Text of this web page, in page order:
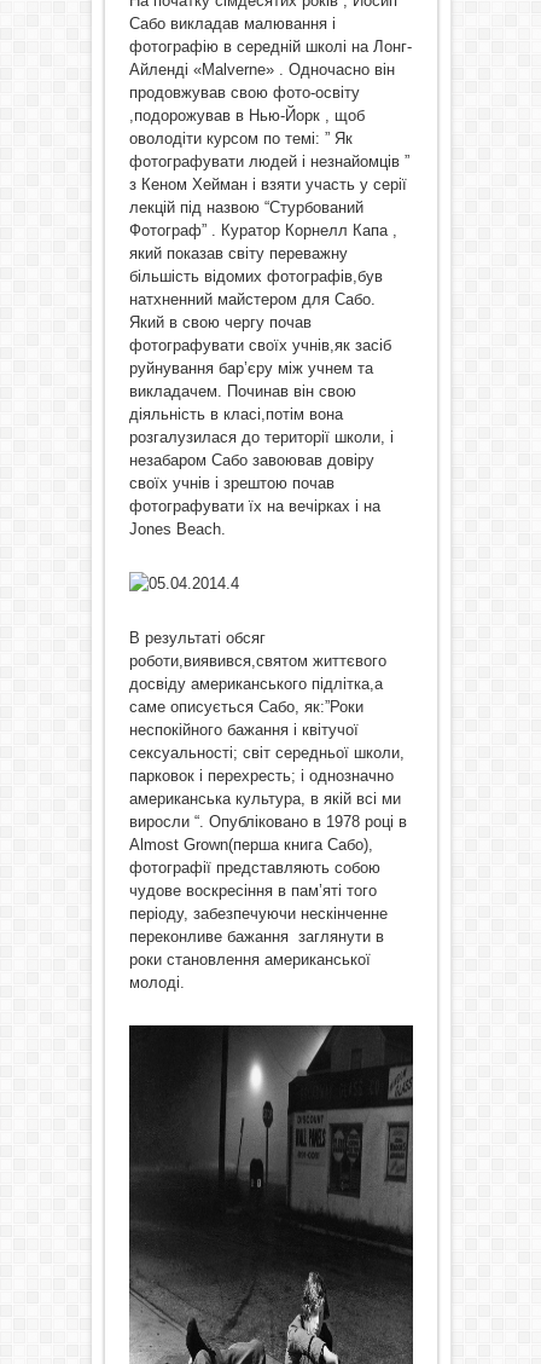
Сабо викладав малювання і
фотографію в середній школі на Лонг-
Айленді «Malvernе» . Одночасно він
продовжував свою фото-освіту
,подорожував в Нью-Йорк , щоб
оволодіти курсом по темі: ” Як
фотографувати людей і незнайомців ”
з Кеном Хейман і взяти участь у серії
лекцій під назвою “Стурбований
Фотограф” . Куратор Корнелл Капа ,
який показав світу переважну
більшість відомих фотографів,був
натхненний майстером для Сабо.
Який в свою чергу почав
фотографувати своїх учнів,як засіб
руйнування бар’єру між учнем та
викладачем. Починав він свою
діяльність в класі,потім вона
розгалузилася до території школи, і
незабаром Сабо завоював довіру
своїх учнів і зрештою почав
фотографувати їх на вечірках і на
Jones Beach.
В результаті обсяг
роботи,виявився,святом життєвого
досвіду американського підлітка,а
саме описується Сабо, як:”Роки
неспокійного бажання і квітучої
сексуальності; світ середньої школи,
парковок і перехресть; і однозначно
американська культура, в якій всі ми
виросли “. Опубліковано в 1978 році в
Almost Grown(перша книга Сабо),
фотографії представляють собою
чудове воскресіння в пам’яті того
періоду, забезпечуючи нескінченне
переконливе бажання заглянути в
роки становлення американської
молоді.